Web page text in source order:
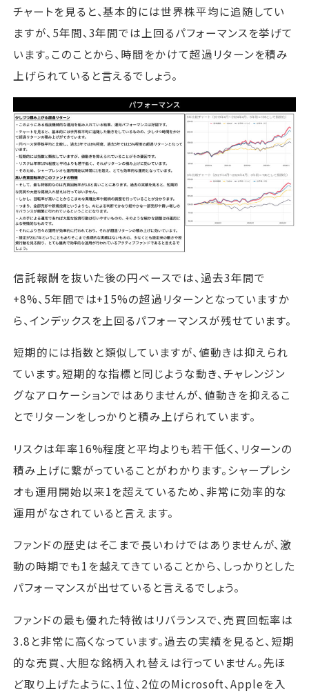
チャートを見ると、基本的には世界株平均に追随してい
ますが、5年間、3年間では上回るパフォーマンスを挙げて
います。このことから、時間をかけて超過リターンを積み
上げられていると言えるでしょう。
信託報酬を抜いた後の円ベースでは、過去3年間で
+8%、5年間では+15%の超過リターンとなっていますか
ら、インデックスを上回るパフォーマンスが残せています。
短期的には指数と類似していますが、値動きは抑えられ
ています。短期的な指標と同じような動き、チャレンジン
グなアロケーションではありませんが、値動きを抑えるこ
とでリターンをしっかりと積み上げられています。
リスクは年率16%程度と平均よりも若干低く、リターンの
積み上げに繋がっていることがわかります。シャープレシ
オも運用開始以来1を超えているため、非常に効率的な
運用がなされていると言えます。
ファンドの歴史はそこまで長いわけではありませんが、激
動の時期でも1を越えてきていることから、しっかりとした
パフォーマンスが出せていると言えるでしょう。
ファンドの最も優れた特徴はリバランスで、売買回転率は
3.8と非常に高くなっています。過去の実績を見ると、短期
的な売買、大胆な銘柄入れ替えは行っていません。先ほ
ど取り上げたように、1位、2位のMicrosoft、Appleを入